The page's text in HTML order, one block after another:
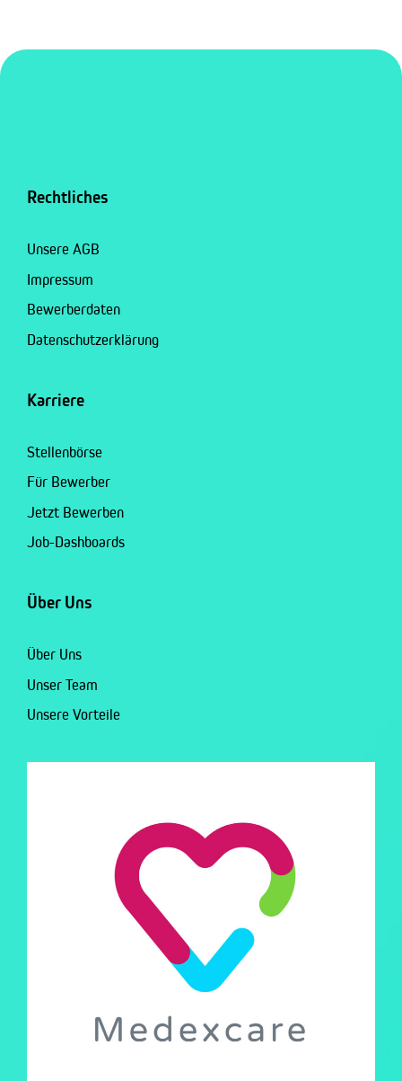
Rechtliches
Unsere AGB
Impressum
Bewerberdaten
Datenschutzerklärung
Karriere
Stellenbörse
Für Bewerber
Jetzt Bewerben
Job-Dashboards
Über Uns
Über Uns
Unser Team
Unsere Vorteile